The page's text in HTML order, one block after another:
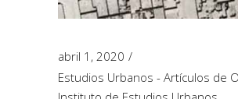
abril 1, 2020
Estudios Urbanos - Artículos de